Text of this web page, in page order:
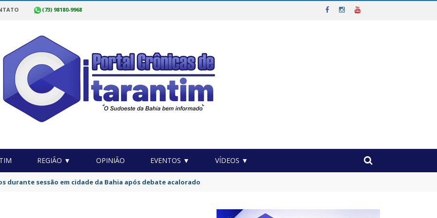
(73) 98180-9968
REGIÃO ▼ OPINIÃO EVENTOS ▼ VÍDEOS ▼
Polícia Civil da Bahia com 750 vagas começam nesta sexta-feira